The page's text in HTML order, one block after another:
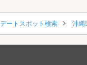
デートスポット検索 沖縄